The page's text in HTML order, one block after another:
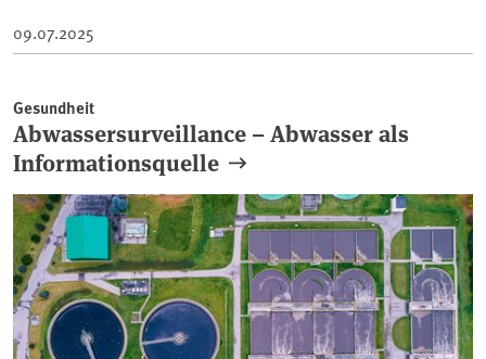
09.07.2025
Gesundheit
Abwassersurveillance – Abwasser als
Informationsquelle